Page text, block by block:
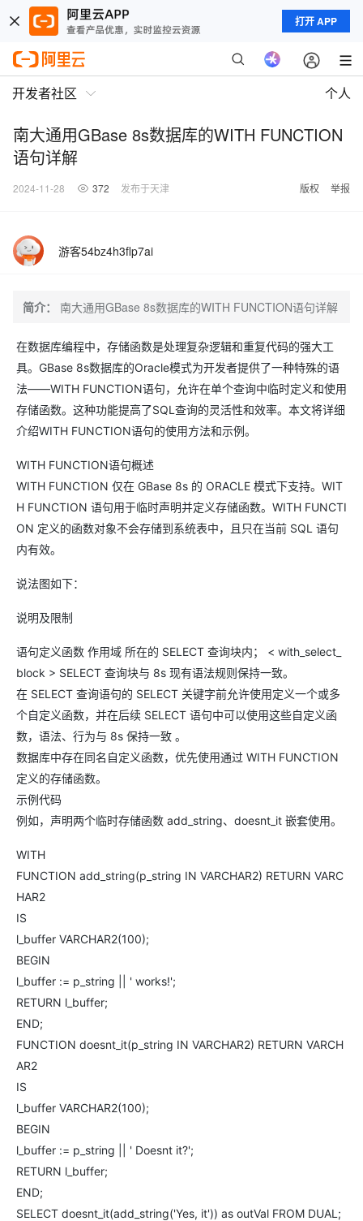
打开 APP
开发者社区 个人
南大通用GBase 8s数据库的WITH FUNCTION
语句详解
2024-11-28 372 发布于天津 版权 举报
游客54bz4h3flp7ai
简介： 南大通用GBase 8s数据库的WITH FUNCTION语句详解
在数据库编程中，存储函数是处理复杂逻辑和重复代码的强大工
具。GBase 8s数据库的Oracle模式为开发者提供了一种特殊的语
法——WITH FUNCTION语句，允许在单个查询中临时定义和使用
存储函数。这种功能提高了SQL查询的灵活性和效率。本文将详细
介绍WITH FUNCTION语句的使用方法和示例。
WITH FUNCTION语句概述
WITH FUNCTION 仅在 GBase 8s 的 ORACLE 模式下支持。WIT
H FUNCTION 语句用于临时声明并定义存储函数。WITH FUNCTI
ON 定义的函数对象不会存储到系统表中，且只在当前 SQL 语句
内有效。
说法图如下：
说明及限制
语句定义函数 作用域 所在的 SELECT 查询块内； < with_select_
block > SELECT 查询块与 8s 现有语法规则保持一致。
在 SELECT 查询语句的 SELECT 关键字前允许使用定义一个或多
个自定义函数，并在后续 SELECT 语句中可以使用这些自定义函
数，语法、行为与 8s 保持一致 。
数据库中存在同名自定义函数，优先使用通过 WITH FUNCTION
定义的存储函数。
示例代码
例如，声明两个临时存储函数 add_string、doesnt_it 嵌套使用。
WITH
FUNCTION add_string(p_string IN VARCHAR2) RETURN VARC
HAR2
IS
l_buffer VARCHAR2(100);
BEGIN
l_buffer := p_string || ' works!';
RETURN l_buffer;
END;
FUNCTION doesnt_it(p_string IN VARCHAR2) RETURN VARCH
AR2
IS
l_buffer VARCHAR2(100);
BEGIN
l_buffer := p_string || ' Doesnt it?';
RETURN l_buffer;
END;
SELECT doesnt_it(add_string('Yes, it')) as outVal FROM DUAL;